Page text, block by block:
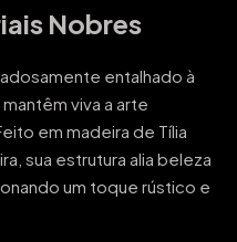
Nobres
entalhado à
viva a arte
em madeira de Tília
sua estrutura alia beleza
um toque rústico e